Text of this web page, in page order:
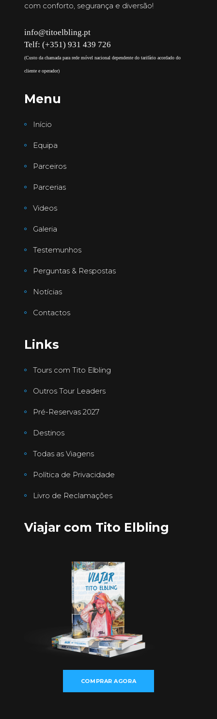
com conforto, segurança e diversão!
info@titoelbling.pt
Telf: (+351) 931 439 726
(Custo da chamada para rede móvel nacional dependente do tarifário acordado do
cliente e operador)
Menu
Início
Equipa
Parceiros
Parcerias
Videos
Galeria
Testemunhos
Perguntas & Respostas
Notícias
Contactos
Links
Tours com Tito Elbling
Outros Tour Leaders
Pré-Reservas 2027
Destinos
Todas as Viagens
Política de Privacidade
Livro de Reclamações
Viajar com Tito Elbling
COMPRAR AGORA